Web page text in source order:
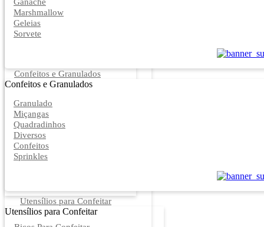
Marshmallow
Geleias
Sorvete
Confeitos e Granulados
Confeitos e Granulados
Granulado
Miçangas
Quadradinhos
Diversos
Confeitos
Sprinkles
Utensílios para Confeitar
Utensílios para Confeitar